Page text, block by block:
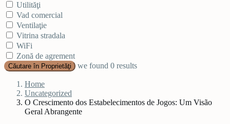
Utilităţi
Vad comercial
Ventilaţie
Vitrina stradala
WiFi
Zonă de agrement
Căutare în Proprietăţi we found 0 results
Home
Uncategorized
O Crescimento dos Estabelecimentos de Jogos: Um Visão
Geral Abrangente